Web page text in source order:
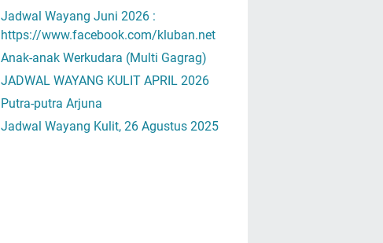
Jadwal Wayang Juni 2026 :
https://www.facebook.com/kluban.net
Anak-anak Werkudara (Multi Gagrag)
JADWAL WAYANG KULIT APRIL 2026
Putra-putra Arjuna
Jadwal Wayang Kulit, 26 Agustus 2025